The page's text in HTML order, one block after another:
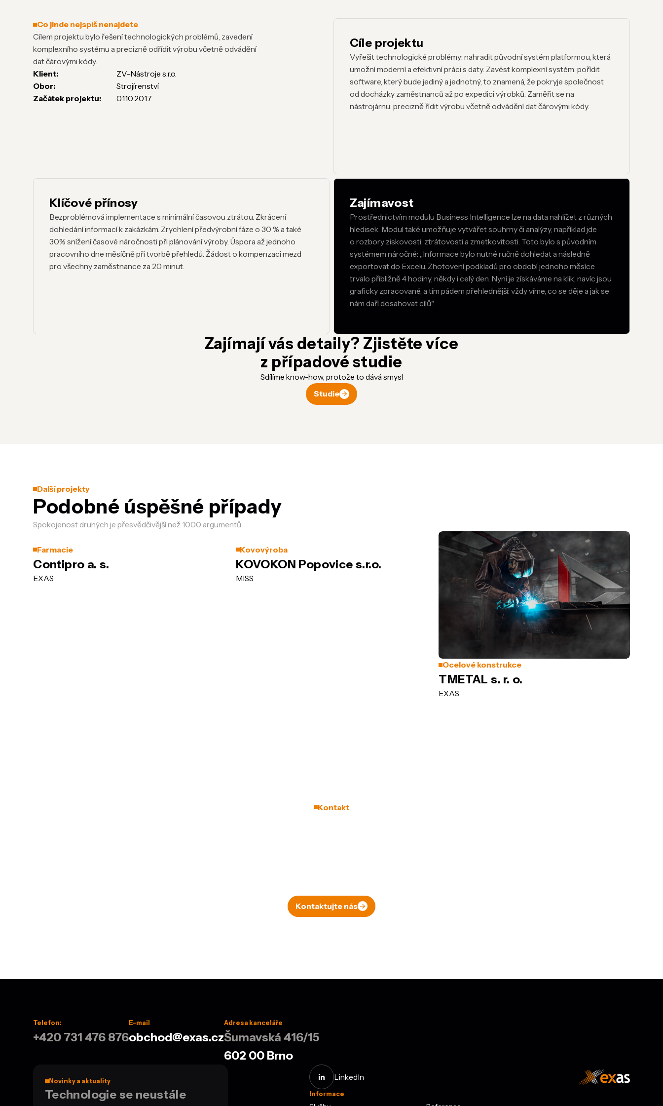
Co jinde nejspíš nenajdete
Cílem projektu bylo řešení technologických problémů, zavedení
komplexního systému a precizně odřídit výrobu včetně odvádění
dat čárovými kódy.
Klient:
ZV-Nástroje s.r.o.
Obor:
Strojírenství
Začátek projektu:
01.10.2017
Cíle projektu
Vyřešit technologické problémy: nahradit původní systém platformou, která
umožní moderní a efektivní práci s daty. Zavést komplexní systém: pořídit
software, který bude jediný a jednotný, to znamená, že pokryje společnost
od docházky zaměstnanců až po expedici výrobků. Zaměřit se na
nástrojárnu: precizně řídit výrobu včetně odvádění dat čárovými kódy.
Klíčové přínosy
Bezproblémová implementace s minimální časovou ztrátou. Zkrácení
dohledání informací k zakázkám. Zrychlení předvýrobní fáze o 30 % a také
30% snížení časové náročnosti při plánování výroby. Úspora až jednoho
pracovního dne měsíčně při tvorbě přehledů. Žádost o kompenzaci mezd
pro všechny zaměstnance za 20 minut.
Zajímavost
Prostřednictvím modulu Business Intelligence lze na data nahlížet z různých
hledisek. Modul také umožňuje vytvářet souhrny či analýzy, například jde
o rozbory ziskovosti, ztrátovosti a zmetkovitosti. Toto bylo s původním
systémem náročné: „Informace bylo nutné ručně dohledat a následně
exportovat do Excelu. Zhotovení podkladů pro období jednoho měsíce
trvalo přibližně 4 hodiny, někdy i celý den. Nyní je získáváme na klik, navíc jsou
graficky zpracované, a tím pádem přehlednější: vždy víme, co se děje a jak se
nám daří dosahovat cílů".
Zajímají vás detaily? Zjistěte více
z případové studie
Sdílíme know-how, protože to dává smysl
Studie
Další projekty
Podobné úspěšné případy
Spokojenost druhých je přesvědčivější než 1000 argumentů.
Farmacie
Contipro a. s.
EXAS
Kovovýroba
KOVOKON Popovice s.r.o.
MISS
Ocelové konstrukce
TMETAL s. r. o.
EXAS
Kontakt
Kontaktujte nás
Telefon:
+420 731 476 876
E-mail
obchod@exas.cz
Adresa kanceláře
Šumavská 416/15
602 00 Brno
Novinky a aktuality
Technologie se neustále
LinkedIn
Informace